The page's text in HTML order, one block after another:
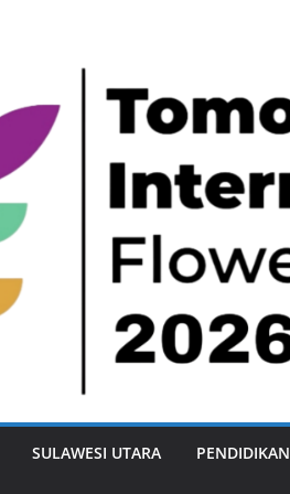
SULAWESI UTARA PENDIDIKAN